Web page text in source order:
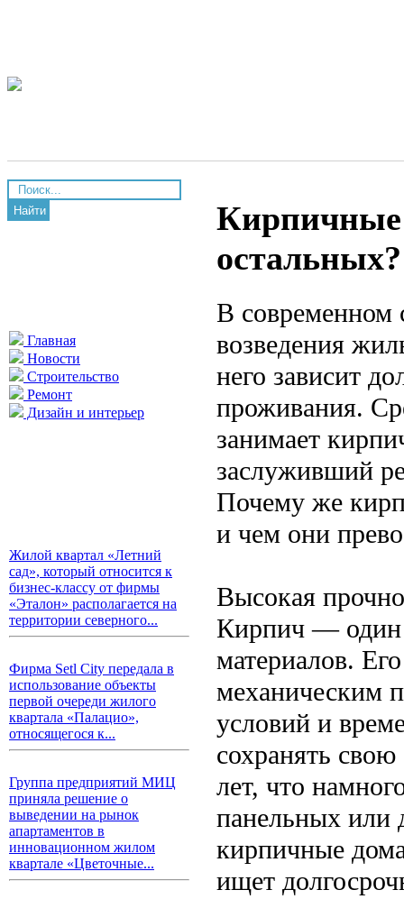
Найти
Главная
Новости
Строительство
Ремонт
Дизайн и интерьер
Жилой квартал «Летний
сад», который относится к
бизнес-классу от фирмы
«Эталон» располагается на
территории северного...
Фирма Setl City передала в
использование объекты
первой очереди жилого
квартала «Палацио»,
относящегося к...
Группа предприятий МИЦ
приняла решение о
выведении на рынок
апартаментов в
инновационном жилом
квартале «Цветочные...
остальных?
В современном
возведения
него зависит
проживания.
занимает
заслуживший
Почему же
и чем они
Высокая
Кирпич — один
материалов.
механическим
условий и
сохранять
лет, что
панельных или
кирпичные
ищет